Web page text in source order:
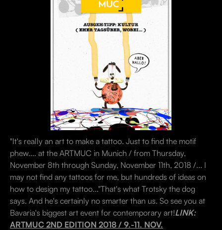
"It's really an art to make a tattoo. Just to find the motif
phew.... at the ARTMUC in Munich / from Thursday,
November 8th through Sunday, November 11th, 2018 /... I
may not find any tattoos for me, but hundreds of ideas on
how to design my tattoo..."That's what Trotsky the dog
says. And he's certainly no smarter than us. So see you at
Bavaria's biggest art event for contemporary art!LINK:
ARTMUC 2ND EDITION 2018 / 9.-11. NOV.